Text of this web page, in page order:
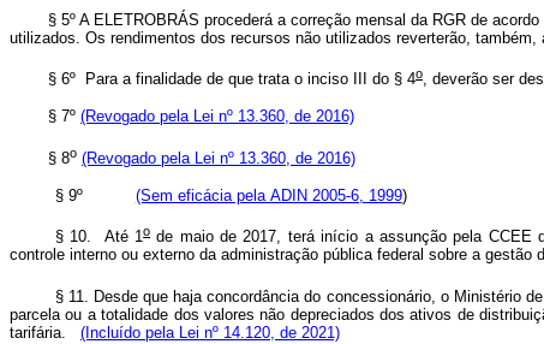
§ 5º A ELETROBRÁS procederá a correção mensal da RGR de acordo
utilizados. Os rendimentos dos recursos não utilizados reverterão,
§ 6º Para a finalidade de que trata o inciso III do § 4o, deverão ser
§ 7º (Revogado pela Lei nº 13.360, de 2016)
§ 8o (Revogado pela Lei nº 13.360, de 2016)
§ 9º (Sem eficácia pela ADIN 2005-6, 1999)
§ 10. Até 1ode maio de 2017, terá início a assunção pela CCEE
controle interno ou externo da administração pública federal sobre a gestão
§ 11. Desde que haja concordância do concessionário, o Ministério
parcela ou a totalidade dos valores não depreciados dos ativos de
tarifária. (Incluído pela Lei nº 14.120, de 2021)